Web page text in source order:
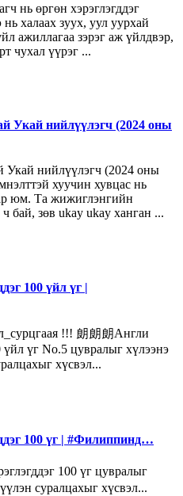
нь өргөн хэрэглэгддэг
халаах зуух, уул уурхай
ажиллагаа зэрэг аж үйлдвэр,
чухал үүрэг ...
Укай нийлүүлэгч (2024 оны
нийлүүлэгч (2024 оны
хуучин хувцас нь
юм. Та жижиглэнгийн
бай, зөв ukay ukay ханган ...
100 үйл үг |
!!! 朗朗朗Англи
үйл үг No.5 цувралыг хүлээнэ
хүсвэл...
100 үг | #Филиппинд…
100 үг цувралыг
суралцахыг хүсвэл...